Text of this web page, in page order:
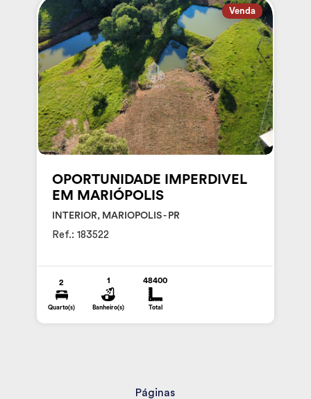
Venda
OPORTUNIDADE IMPERDIVEL
EM MARIÓPOLIS
INTERIOR, MARIOPOLIS - PR
Ref.: 183522
2
Quarto(s)
1
Banheiro(s)
48400
Total
Páginas